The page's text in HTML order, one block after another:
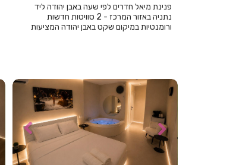
פנינת מיאל חדרים לפי שעה באבן יהודה ליד
נתניה באזור המרכז - 2 סוויטות חדשות
ורומנטיות במיקום שקט באבן יהודה המציעות